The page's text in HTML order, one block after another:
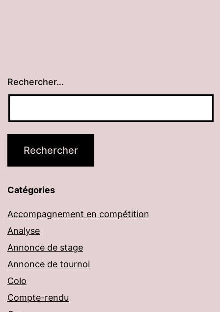
Rechercher…
Catégories
Accompagnement en compétition
Analyse
Annonce de stage
Annonce de tournoi
Colo
Compte-rendu